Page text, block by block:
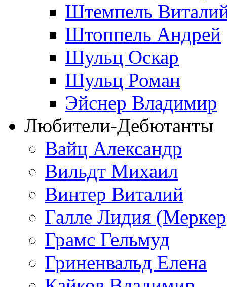
Штемпель
Штоппель Андрей
Шульц Оскар
Шульц Роман
Эйснер Владимир
Любители-Дебютанты
Вайц Александр
Вильдт Михаил
Винтер Виталий
Галле Лидия
Грамс Гельмуд
Гриненвальд Елена